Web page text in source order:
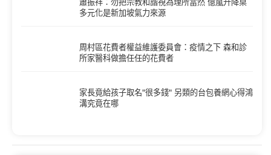
蕭振祥：勿把宗教和諧視為理所當然 億嵐升降桌
多元化是新加坡氣力來源
周村區花費者權益維護委員會：疫情之下 森和診
所家醫科做擔任任的花費者
家長竟給孩子取名"很多錢" 另類的台包養網心得鴻
溝究竟在哪